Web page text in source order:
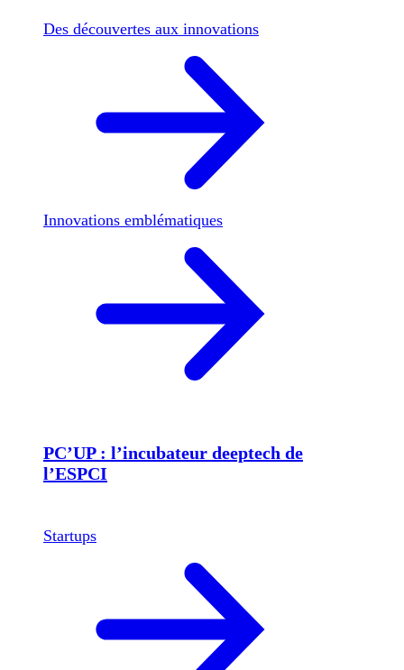
Des découvertes aux innovations
Innovations emblématiques
PC’UP : l’incubateur deeptech de
l’ESPCI
Startups